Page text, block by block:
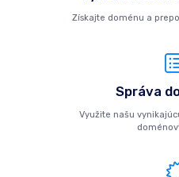
Získajte doménu a
Správa
Využite našu